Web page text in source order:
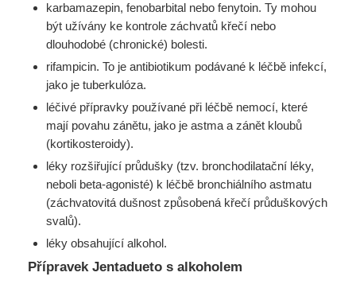
karbamazepin, fenobarbital nebo fenytoin. Ty mohou
být užívány ke kontrole záchvatů křečí nebo
dlouhodobé (chronické) bolesti.
rifampicin. To je antibiotikum podávané k léčbě infekcí,
jako je tuberkulóza.
léčivé přípravky používané při léčbě nemocí, které
mají povahu zánětu, jako je astma a zánět kloubů
(kortikosteroidy).
léky rozšiřující průdušky (tzv. bronchodilatační léky,
neboli beta-agonisté) k léčbě bronchiálního astmatu
(záchvatovitá dušnost způsobená křečí průduškových
svalů).
léky obsahující alkohol.
Přípravek Jentadueto s alkoholem